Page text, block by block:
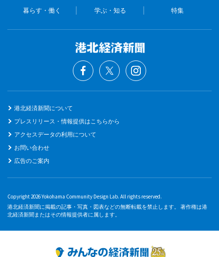
暮らす・働く 学ぶ・知る 特集
港北経済新聞について
プレスリリース・情報提供はこちらから
アクセスデータの利用について
お問い合わせ
広告のご案内
Copyright 2026 Yokohama Community Design Lab. All rights reserved.
港北経済新聞に掲載の記事・写真・図表などの無断転載を禁止します。 著作権は港
北経済新聞またはその情報提供者に属します。